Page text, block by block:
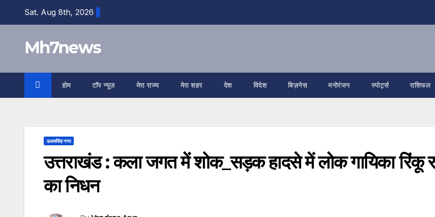
contentSat. Aug 8th, 2026
Mh7news
होम टॉप न्यूज़ मेरा राज्य मेरा शहर देश विदेश बिज़नेस मनोरंजन स्पोर्ट्स राशिफल
ऊधमसिंह नगर
उत्तराखंड : कला जगत में शोक_सड़क हादसे में लोक गायिका रिंकू
का निधन